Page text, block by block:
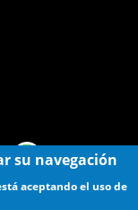
su navegación
aceptando el uso de